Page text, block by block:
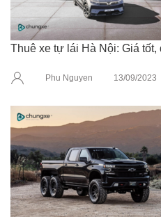
Thuê xe tự lái Hà Nội: Giá tốt,
Phu Nguyen 13/09/2023